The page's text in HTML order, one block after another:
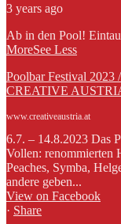
3 years ago
Ab in den Pool!
MoreSee Less
Poolbar Festival 2023
CREATIVE
www.creativeaustria.at
6.7. – 14.8.2023 Das
Vollen: renommierten
Peaches, Symba,
andere geben...
View on Facebook
· Share